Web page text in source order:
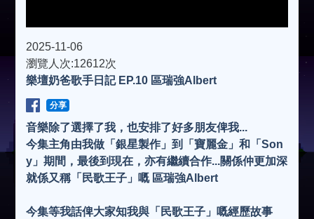
2025-11-06
瀏覽人次:12612次
樂壇奶爸歌手日記 EP.10 區瑞強Albert
分享
音樂除了選擇了我，也安排了好多朋友俾我...
今集主角由我做「銀星製作」到「寶麗金」和「Son
y」期間，最後到現在，亦有繼續合作...關係仲更加深
就係又稱「民歌王子」嘅 區瑞強Albert
今集等我話俾大家知我與「民歌王子」嘅經歷故事